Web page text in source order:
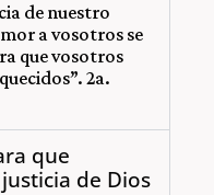
de nuestro
a vosotros se
que vosotros
2a.
que
de Dios